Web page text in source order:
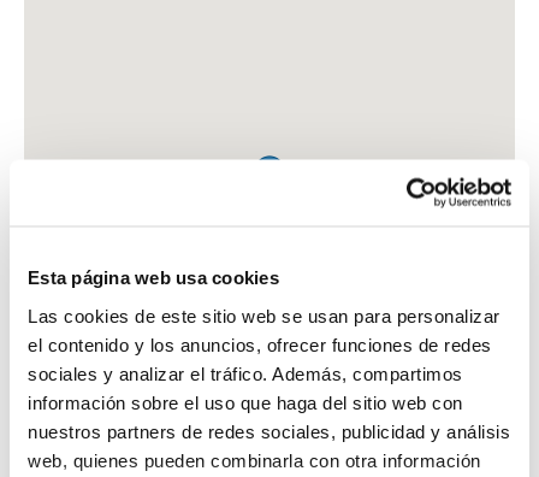
Esta página web usa cookies
Las cookies de este sitio web se usan para personalizar
el contenido y los anuncios, ofrecer funciones de redes
sociales y analizar el tráfico. Además, compartimos
información sobre el uso que haga del sitio web con
nuestros partners de redes sociales, publicidad y análisis
web, quienes pueden combinarla con otra información